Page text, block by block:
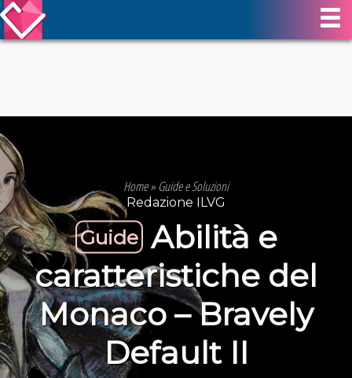
Home» Guide e Soluzioni
Redazione ILVG
Guide Abilità e
caratteristiche del
Monaco – Bravely
Default II